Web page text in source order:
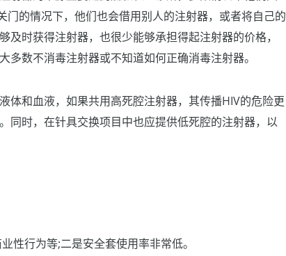
门的情况下，他们也会借用别人的注射器，或者将自己的
时获得注射器，也很少能够承担得起注射器的价格，
数不消毒注射器或不知道如何正确消毒注射器。
体和血液，如果共用高死腔注射器，其传播HIV的危险更
同时，在针具交换项目中也应提供低死腔的注射器，以
性行为等;二是安全套使用率非常低。